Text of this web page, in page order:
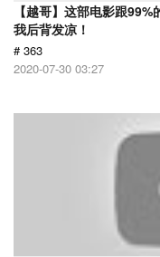
【越哥】这部电影跟
我后背发凉！
# 363
2020-07-30 03:27